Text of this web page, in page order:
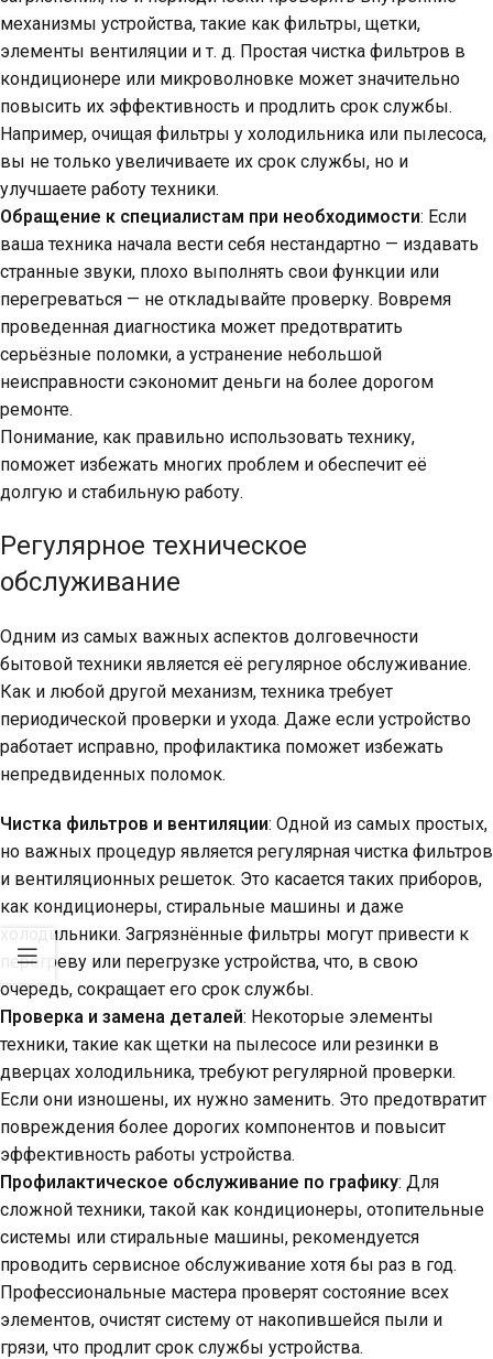
механизмы устройства, такие как фильтры, щетки,
элементы вентиляции и т. д. Простая чистка фильтров в
кондиционере или микроволновке может значительно
повысить их эффективность и продлить срок службы.
Например, очищая фильтры у холодильника или пылесоса,
вы не только увеличиваете их срок службы, но и
улучшаете работу техники.
Обращение к специалистам при необходимости: Если
ваша техника начала вести себя нестандартно — издавать
странные звуки, плохо выполнять свои функции или
перегреваться — не откладывайте проверку. Вовремя
проведенная диагностика может предотвратить
серьёзные поломки, а устранение небольшой
неисправности сэкономит деньги на более дорогом
ремонте.
Понимание, как правильно использовать технику,
поможет избежать многих проблем и обеспечит её
долгую и стабильную работу.
Регулярное техническое
обслуживание
Одним из самых важных аспектов долговечности
бытовой техники является её регулярное обслуживание.
Как и любой другой механизм, техника требует
периодической проверки и ухода. Даже если устройство
работает исправно, профилактика поможет избежать
непредвиденных поломок.
Чистка фильтров и вентиляции: Одной из самых простых,
но важных процедур является регулярная чистка фильтров
и вентиляционных решеток. Это касается таких приборов,
как кондиционеры, стиральные машины и даже
холодильники. Загрязнённые фильтры могут привести к
перегреву или перегрузке устройства, что, в свою
очередь, сокращает его срок службы.
Проверка и замена деталей: Некоторые элементы
техники, такие как щетки на пылесосе или резинки в
дверцах холодильника, требуют регулярной проверки.
Если они изношены, их нужно заменить. Это предотвратит
повреждения более дорогих компонентов и повысит
эффективность работы устройства.
Профилактическое обслуживание по графику: Для
сложной техники, такой как кондиционеры, отопительные
системы или стиральные машины, рекомендуется
проводить сервисное обслуживание хотя бы раз в год.
Профессиональные мастера проверят состояние всех
элементов, очистят систему от накопившейся пыли и
грязи, что продлит срок службы устройства.